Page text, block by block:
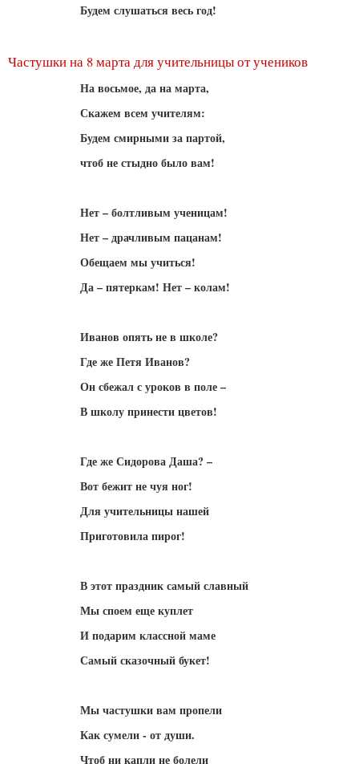
Будем слушаться весь год!
Частушки на 8 марта для учительницы от учеников
На восьмое, да на марта,
Скажем всем учителям:
Будем смирными за партой,
чтоб не стыдно было вам!
Нет – болтливым ученицам!
Нет – драчливым пацанам!
Обещаем мы учиться!
Да – пятеркам! Нет – колам!
Иванов опять не в школе?
Где же Петя Иванов?
Он сбежал с уроков в поле –
В школу принести цветов!
Где же Сидорова Даша? –
Вот бежит не чуя ног!
Для учительницы нашей
Приготовила пирог!
В этот праздник самый славный
Мы споем еще куплет
И подарим классной маме
Самый сказочный букет!
Мы частушки вам пропели
Как сумели - от души.
Чтоб ни капли не болели